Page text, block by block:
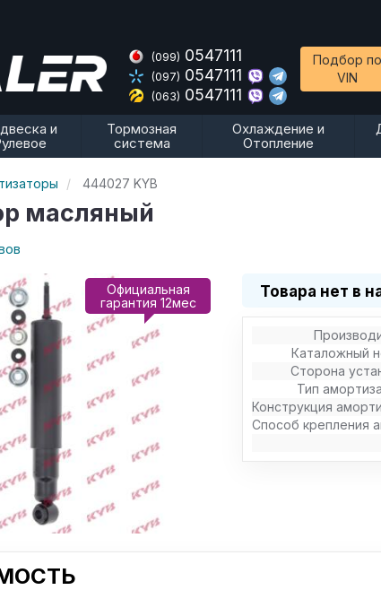
(099) 0547111
(097) 0547111
(063) 0547111
Подбор по
VIN
и
Тормозная
система
Охлаждение и
Отопление
444027 KYB
масляный
Официальная
гарантия 12мес
Товара нет в
Каталожный
Сторона
Тип